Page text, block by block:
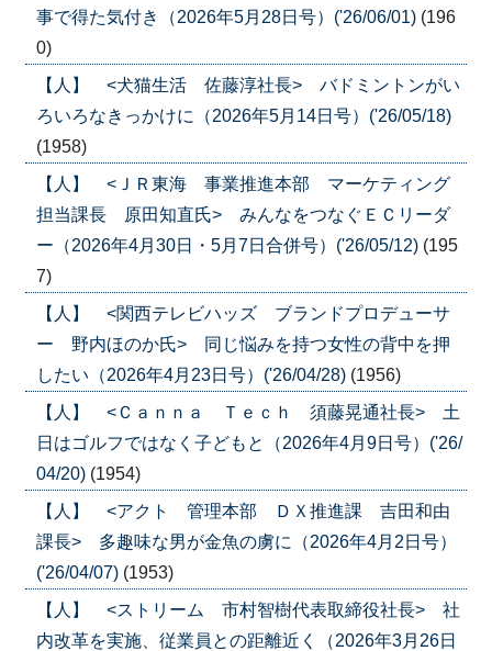
事で得た気付き（2026年5月28日号）('26/06/01) (196
0)
【人】 <犬猫生活 佐藤淳社長> バドミントンがい
ろいろなきっかけに（2026年5月14日号）('26/05/18)
(1958)
【人】 <ＪＲ東海 事業推進本部 マーケティング
担当課長 原田知直氏> みんなをつなぐＥＣリーダ
ー（2026年4月30日・5月7日合併号）('26/05/12) (195
7)
【人】 <関西テレビハッズ ブランドプロデューサ
ー 野内ほのか氏> 同じ悩みを持つ女性の背中を押
したい（2026年4月23日号）('26/04/28) (1956)
【人】 <Ｃａｎｎａ Ｔｅｃｈ 須藤晃通社長> 土
日はゴルフではなく子どもと（2026年4月9日号）('26/
04/20) (1954)
【人】 <アクト 管理本部 ＤＸ推進課 吉田和由
課長> 多趣味な男が金魚の虜に（2026年4月2日号）
('26/04/07) (1953)
【人】 <ストリーム 市村智樹代表取締役社長> 社
内改革を実施、従業員との距離近く（2026年3月26日